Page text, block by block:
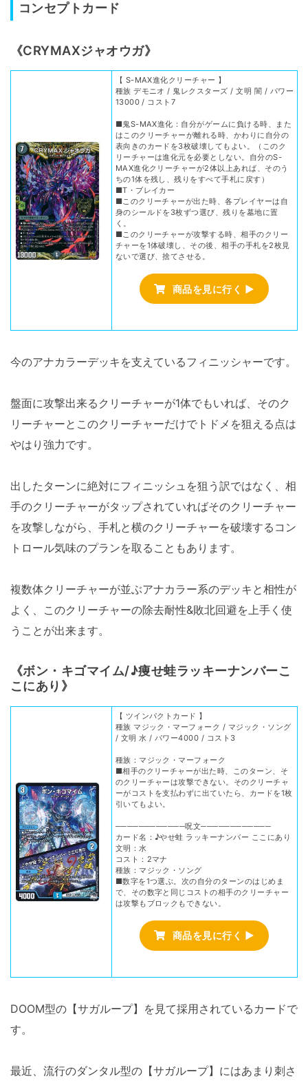
コンセプトカード
《CRYMAXジャオウガ》
【 S-MAX進化クリーチャー 】
種族 デモニオ / 鬼レクスターズ / 文明 闇 / パワー
13000 / コスト7
■鬼S-MAX進化：自分がゲームに負ける時、また
はこのクリーチャーが離れる時、かわりに自分の
表向きのカードを3枚破壊してもよい。（このク
リーチャーは進化元を必要としない。自分のS-
MAX進化クリーチャーが2体以上あれば、そのう
ちの1体を残し、残りをすべて手札に戻す）
■T・ブレイカー
■このクリーチャーが出た時、各プレイヤーは自
身のシールドを3枚ずつ選び、残りを墓地に置
く。
■このクリーチャーが攻撃する時、相手のクリー
チャーを1体破壊し、その後、相手の手札を2枚見
ないで選び、捨てさせる。
商品を見に行く ▶
今のアナカラーデッキを支えているフィニッシャーです。
盤面に攻撃出来るクリーチャーが1体でもいれば、そのク
リーチャーとこのクリーチャーだけでトドメを狙える点は
やはり強力です。
出したターンに絶対にフィニッシュを狙う訳ではなく、相
手のクリーチャーがタップされていればそのクリーチャー
を攻撃しながら、手札と横のクリーチャーを破壊するコン
トロール気味のプランを取ることもあります。
複数体クリーチャーが並ぶアナカラー系のデッキと相性が
よく、このクリーチャーの除去耐性&敗北回避を上手く使
うことが出来ます。
《ボン・キゴマイム/♪痩せ蛙ラッキーナンバーこ
こにあり》
【 ツインパクトカード 】
種族 マジック・マーフォーク / マジック・ソング
/ 文明 水 / パワー4000 / コスト3
種族：マジック・マーフォーク
■相手のクリーチャーが出た時、このターン、そ
のクリーチャーは攻撃できない。そのクリーチャ
ーがコストを支払わずに出ていたら、カードを1枚
引いてもよい。
────────────呪文────────────
カード名：♪やせ蛙 ラッキーナンバー ここにあり
文明：水
コスト：2マナ
種族：マジック・ソング
■数字を1つ選ぶ。次の自分のターンのはじめま
で、その数字と同じコストの相手のクリーチャー
は攻撃もブロックもできない。
商品を見に行く ▶
DOOM型の【サガループ】を見て採用されているカードで
す。
最近、流行のダンタル型の【サガループ】にはあまり刺さ